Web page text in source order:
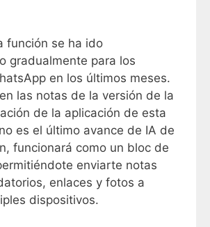
función se ha ido
gradualmente para los
en los últimos meses.
las notas de la versión de la
de la aplicación de esta
es el último avance de IA de
funcionará como un bloc de
enviarte notas
enlaces y fotos a
dispositivos.